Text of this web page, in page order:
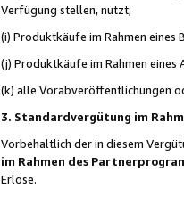
Verfügung stellen, nutzt;
(i) Produktkäufe im Rahmen
(j) Produktkäufe im Rahmen eines
(k) alle Vorabveröffentlichungen
3. Standardvergütung im
Vorbehaltlich der in diesem
im Rahmen des
Erlöse.